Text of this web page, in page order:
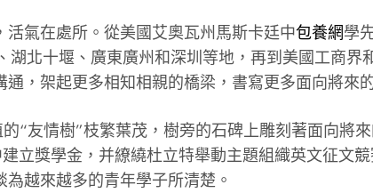
氣在處所。從美國艾奧瓦州馬斯卡廷中包養網學
湖北十堰、廣東廣州和深圳等地，再到美國工商
，架起更多相知相親的橋梁，書寫更多面向將來
“友情樹”枝繁葉茂，樹旁的石碑上雕刻著面向將
立獎學金，并繚繞杜立特舉動主題組織英文征文
越來越多的青年學子所清楚。